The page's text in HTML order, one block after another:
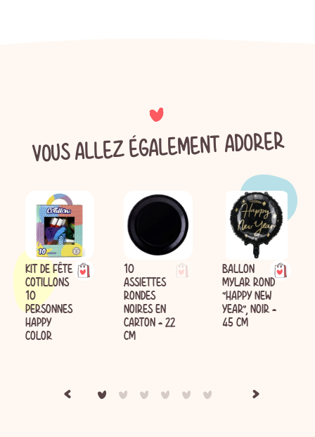
VOUS ALLEZ ÉGALEMENT ADORER
KIT DE FÊTE
COTILLONS
10
PERSONNES
HAPPY
COLOR
10
ASSIETTES
RONDES
NOIRES EN
CARTON - 22
CM
BALLON
MYLAR ROND
"HAPPY NEW
YEAR", NOIR -
45 CM